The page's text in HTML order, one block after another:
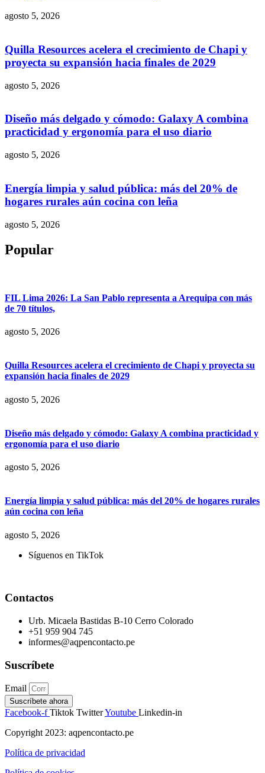
agosto 5, 2026
Quilla Resources acelera el crecimiento de Chapi y
proyecta su expansión hacia finales de 2029
agosto 5, 2026
Diseño más delgado y cómodo: Galaxy A combina
practicidad y ergonomía para el uso diario
agosto 5, 2026
Energía limpia y salud pública: más del 20% de
hogares rurales aún cocina con leña
agosto 5, 2026
Popular
FIL Lima 2026: La San Pablo representa a Arequipa con más
de 70 títulos,
agosto 5, 2026
Quilla Resources acelera el crecimiento de Chapi y proyecta su
expansión hacia finales de 2029
agosto 5, 2026
Diseño más delgado y cómodo: Galaxy A combina practicidad y
ergonomía para el uso diario
agosto 5, 2026
Energía limpia y salud pública: más del 20% de hogares rurales
aún cocina con leña
agosto 5, 2026
Síguenos en TikTok
Contactos
Urb. Micaela Bastidas B-10 Cerro Colorado
+51 959 904 745
informes@aqpencontacto.pe
Suscríbete
Email
Suscríbete ahora
Facebook-f Tiktok TwitterYoutube Linkedin-in
Copyright 2023: aqpencontacto.pe
Política de privacidad